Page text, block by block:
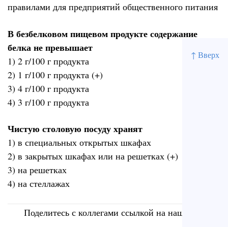
↑ Вверх
правилами для предприятий общественного питания
В безбелковом пищевом продукте содержание
белка не превышает
1) 2 г/100 г продукта
2) 1 г/100 г продукта (+)
3) 4 г/100 г продукта
4) 3 г/100 г продукта
Чистую столовую посуду хранят
1) в специальных открытых шкафах
2) в закрытых шкафах или на решетках (+)
3) на решетках
4) на стеллажах
Поделитесь с коллегами ссылкой на наш сайт